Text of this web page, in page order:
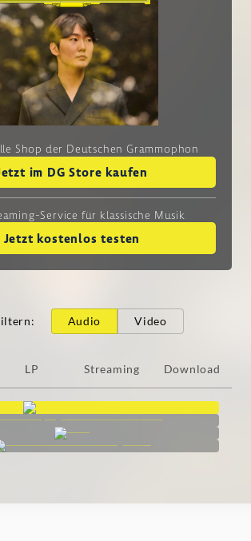
Shop der Deutschen Grammophon
im DG Store kaufen
Service für klassische Musik
Jetzt kostenlos testen
: Audio Video
LP Streaming Download